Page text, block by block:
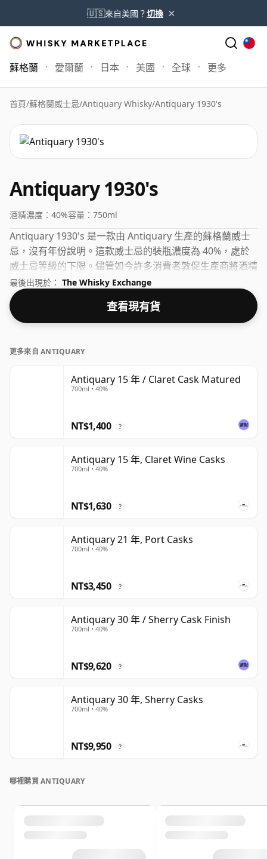
🇺🇸來自美國？切換 ×
蘇格蘭 愛爾蘭 日本 美國 全球 更多
首頁/蘇格蘭威士忌/Antiquary Whisky/Antiquary 1930's
Antiquary 1930's
酒精濃度： 40%容量： 750ml
Antiquary 1930's 是一款由 Antiquary 生產的蘇格蘭威士
忌，沒有年份說明。這款威士忌的裝瓶濃度為 40%，處於
威士忌等級的下限。儘管如今許多消費者敦促生產商將酒精
度接近 43% 或 46% 裝瓶，但仍然有一些優質的低濃度威士
忌。
最後出現於： The Whisky Exchange
查看現有貨
更多來自 ANTIQUARY
Antiquary 15 年 / Claret Cask Matured
700ml • 40%
NT$1,400 ?
Antiquary 15 年, Claret Wine Casks
700ml • 40%
NT$1,630 ?
Antiquary 21 年, Port Casks
700ml • 40%
NT$3,450 ?
Antiquary 30 年 / Sherry Cask Finish
700ml • 40%
NT$9,620 ?
Antiquary 30 年, Sherry Casks
700ml • 40%
NT$9,950 ?
哪裡購買 ANTIQUARY